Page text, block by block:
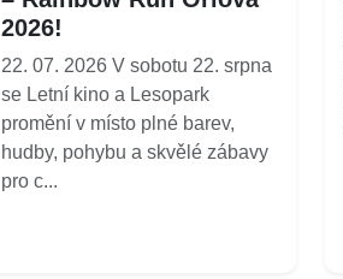
2026!
22. 07. 2026 V sobotu 22. srpna
se Letní kino a Lesopark
promění v místo plné barev,
hudby, pohybu a skvělé zábavy
pro c...